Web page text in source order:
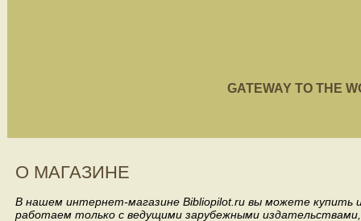
GATEWAY TO THE
О МАГАЗИНЕ
В нашем интернет-магазине Bibliopilot.ru вы можете купить
работаем только с ведущими зарубежными издательствами,